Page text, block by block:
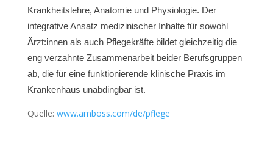
Krankheitslehre, Anatomie und Physiologie. Der
integrative Ansatz medizinischer Inhalte für sowohl
Ärzt:innen als auch Pflegekräfte bildet gleichzeitig die
eng verzahnte Zusammenarbeit beider Berufsgruppen
ab, die für eine funktionierende klinische Praxis im
Krankenhaus unabdingbar ist.
Quelle: www.amboss.com/de/pflege